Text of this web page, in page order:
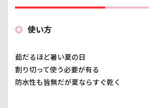
使い方
茹だるほど暑い夏の日
割り切って使う必要が有る
防水性も皆無だが夏ならすぐ乾く